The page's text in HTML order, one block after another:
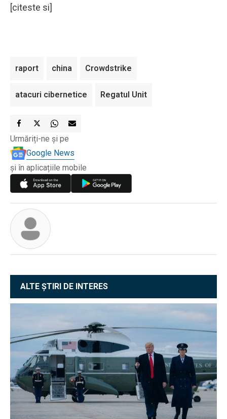
[citeste si]
raport china Crowdstrike
atacuri cibernetice Regatul Unit
Urmăriți-ne și pe
Google News
și în aplicațiile mobile
ALTE ȘTIRI DE INTERES